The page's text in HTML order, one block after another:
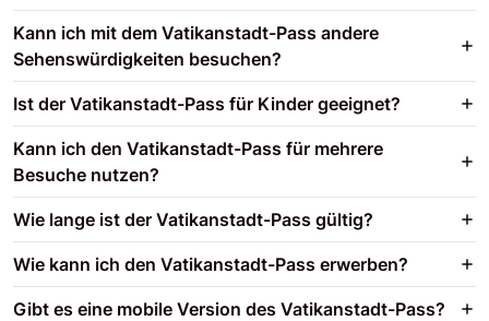
Kann ich mit dem Vatikanstadt-Pass andere
Sehenswürdigkeiten besuchen?
Ist der Vatikanstadt-Pass für Kinder geeignet?
Kann ich den Vatikanstadt-Pass für mehrere
Besuche nutzen?
Wie lange ist der Vatikanstadt-Pass gültig?
Wie kann ich den Vatikanstadt-Pass erwerben?
Gibt es eine mobile Version des Vatikanstadt-Pass?